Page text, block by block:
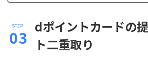
dポイントカードの
ト二重取り